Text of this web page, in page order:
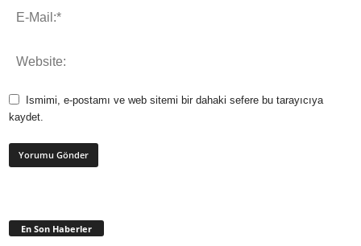
Ismimi, e-postamı ve web sitemi bir dahaki sefere bu tarayıcıya
kaydet.
En Son Haberler